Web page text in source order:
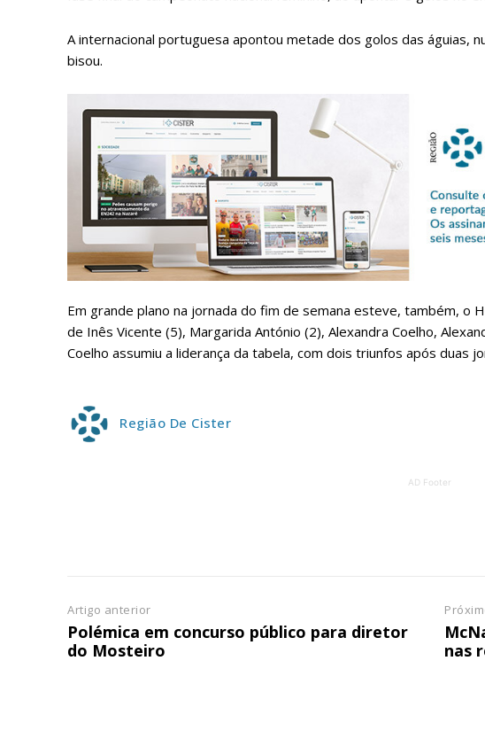
Faça-se assinante do
ASSINATURA
Ofertas para assinatura anual
A internacional portuguesa apontou metade dos golos das águias,
bisou.
Em grande plano na jornada do fim de semana esteve, também, o
de Inês Vicente (5), Margarida António (2), Alexandra Coelho,
Coelho assumiu a liderança da tabela, com dois triunfos após duas
Região De Cister
AD Footer
Artigo anterior
Polémica em concurso público para diretor
do Mosteiro
nas